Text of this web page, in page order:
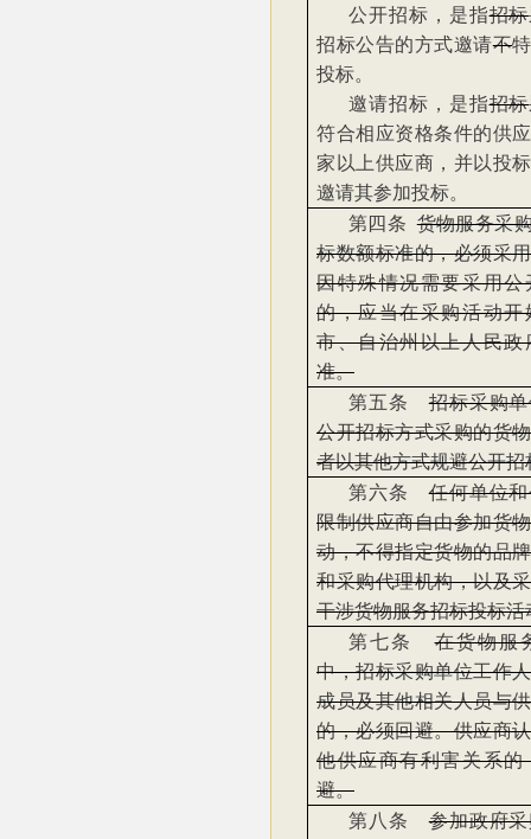
公开招标，是指招标
招标公告的方式邀请不
投标。
邀请招标，是指招标
符合相应资格条件的供
家以上供应商，并以投
邀请其参加投标。
第四条货物服务采
标数额标准的，必须采
因特殊情况需要采用公
的，应当在采购活动开
市、自治州以上人民政
准。
第五条招标采购
公开招标方式采购的货
者以其他方式规避公开招
第六条任何单位
限制供应商自由参加货
动，不得指定货物的品
和采购代理机构，以及
干涉货物服务招标投标活
第七条在货物服
中，招标采购单位工作
成员及其他相关人员与
的，必须回避。供应商
他供应商有利害关系的
避。
第八条参加政府